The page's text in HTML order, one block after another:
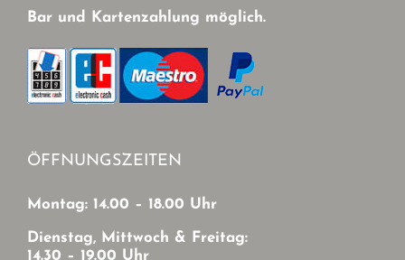
Bar und Kartenzahlung möglich.
ÖFFNUNGSZEITEN
Montag: 14.00 – 18.00 Uhr
Dienstag, Mittwoch & Freitag:
14.30 – 19.00 Uhr